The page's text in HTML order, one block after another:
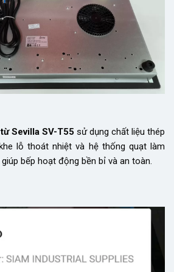
Sevilla SV-T55 sử dụng chất liệu thép
lỗ thoát nhiệt và hệ thống quạt làm
bếp hoạt động bền bỉ và an toàn.